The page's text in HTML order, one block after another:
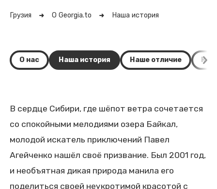
Грузия О Georgia.to Наша история
О нас Наша история Наше отличие
В сердце Сибири, где шёпот ветра сочетается
со спокойными мелодиями озера Байкал,
молодой искатель приключений Павел
Агейченко нашёл своё призвание. Был 2001 год,
и необъятная дикая природа манила его
поделиться своей неукротимой красотой с